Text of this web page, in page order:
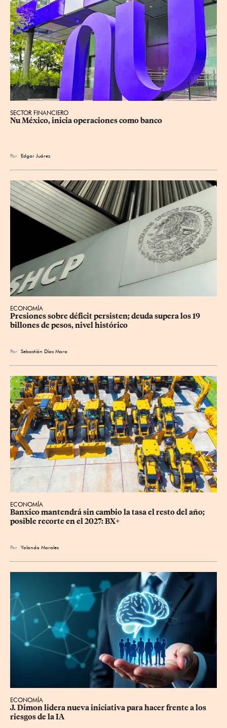
SECTOR FINANCIERO
Nu México, inicia operaciones como banco
Por Edgar Juárez
ECONOMÍA
Presiones sobre déficit persisten; deuda supera los 19
billones de pesos, nivel histórico
Por Sebastián Díaz Mora
ECONOMÍA
Banxico mantendrá sin cambio la tasa el resto del año;
posible recorte en el 2027: BX+
Por Yolanda Morales
ECONOMÍA
J. Dimon lidera nueva iniciativa para hacer frente a los
riesgos de la IA